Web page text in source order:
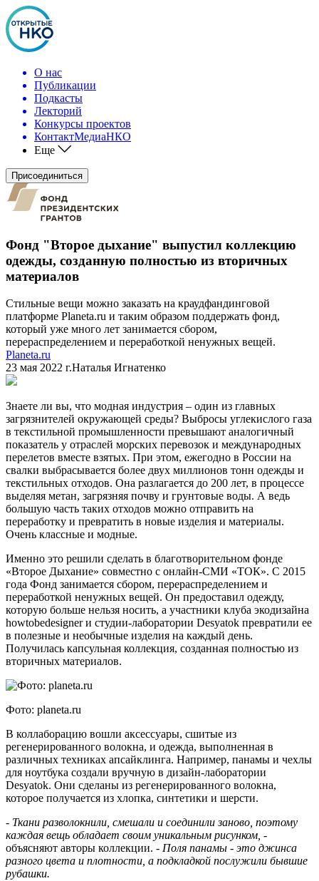
О нас
Публикации
Подкасты
Лекторий
Конкурсы проектов
КонтактМедиаНКО
Еще
Присоединиться
Фонд "Второе дыхание" выпустил коллекцию
одежды, созданную полностью из вторичных
материалов
Стильные вещи можно заказать на краудфандинговой
платформе Planeta.ru и таким образом поддержать фонд,
который уже много лет занимается сбором,
перераспределением и переработкой ненужных вещей.
Planeta.ru
23 мая 2022 г.Наталья Игнатенко
Знаете ли вы, что модная индустрия – один из главных
загрязнителей окружающей среды? Выбросы углекислого газа
в текстильной промышленности превышают аналогичный
показатель у отраслей морских перевозок и международных
перелетов вместе взятых. При этом, ежегодно в России на
свалки выбрасывается более двух миллионов тонн одежды и
текстильных отходов. Она разлагается до 200 лет, в процессе
выделяя метан, загрязняя почву и грунтовые воды. А ведь
большую часть таких отходов можно отправить на
переработку и превратить в новые изделия и материалы.
Очень классные и модные.
Именно это решили сделать в благотворительном фонде
«Второе Дыхание» совместно с онлайн-СМИ «ТОК». С 2015
года Фонд занимается сбором, перераспределением и
переработкой ненужных вещей. Он предоставил одежду,
которую больше нельзя носить, а участники клуба экодизайна
howtobedesigner и студии-лаборатории Desyatok превратили ее
в полезные и необычные изделия на каждый день.
Получилась капсульная коллекция, созданная полностью из
вторичных материалов.
Фото: planeta.ru
В коллаборацию вошли аксессуары, сшитые из
регенерированного волокна, и одежда, выполненная в
различных техниках апсайклинга. Например, панамы и чехлы
для ноутбука создали вручную в дизайн-лаборатории
Desyatok. Они сделаны из регенерированного волокна,
которое получается из хлопка, синтетики и шерсти.
- Ткани разволокнили, смешали и соединили заново, поэтому
каждая вещь обладает своим уникальным рисунком, -
объясняют авторы коллекции. - Поля панамы - это джинса
разного цвета и плотности, а подкладкой послужили бывшие
рубашки.